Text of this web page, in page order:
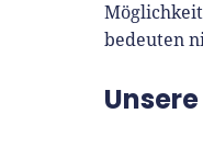
bedeuten